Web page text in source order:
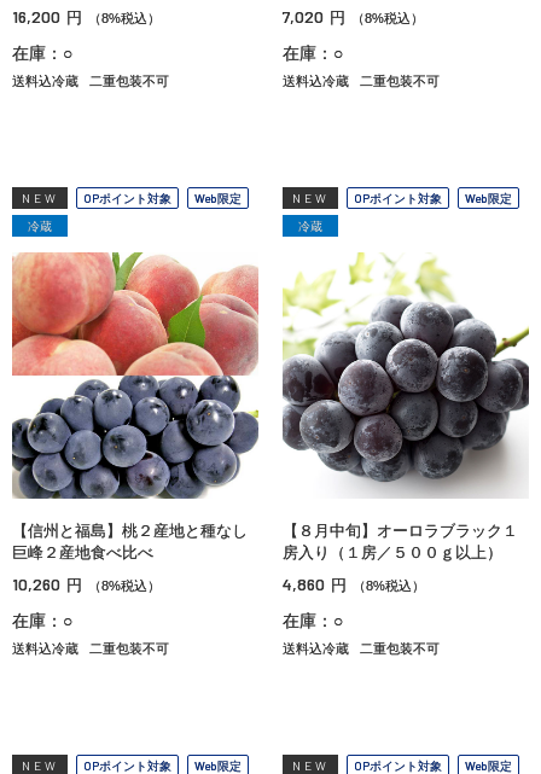
16,200 円 （8%税込）
在庫：○
送料込冷蔵 二重包装不可
7,020 円 （8%税込）
在庫：○
送料込冷蔵 二重包装不可
NEW OPポイント対象
Web限定
冷蔵
【信州と福島】桃２産地と種なし
巨峰２産地食べ比べ
10,260 円 （8%税込）
在庫：○
送料込冷蔵 二重包装不可
NEW OPポイント対象
Web限定
冷蔵
【８月中旬】オーロラブラック１
房入り（１房／５００ｇ以上）
4,860 円 （8%税込）
在庫：○
送料込冷蔵 二重包装不可
NEW OPポイント対象
Web限定
NEW OPポイント対象
Web限定